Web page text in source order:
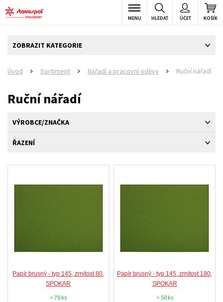
KOŠÍK
ÚČET
HLEDAT
MENU
ZOBRAZIT KATEGORIE
Úvod Sortiment Nářadí a pracovní oděvy Ruční nářadí
Ruční nářadí
VÝROBCE/ZNAČKA
ŘAZENÍ
Papír brusný - typ 145, zrnitost 80,
SPOKAR
> 70 ks
Papír brusný - typ 145, zrnitost 180,
SPOKAR
> 50 ks